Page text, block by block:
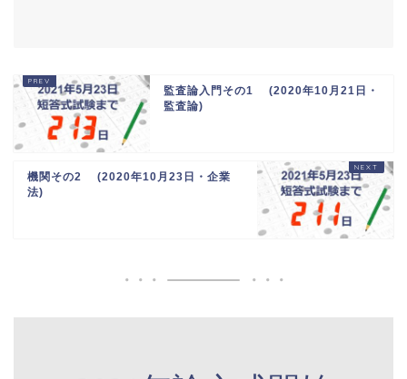
監査論入門その1 (2020年10月21日・
監査論)
機関その2 (2020年10月23日・企業
法)